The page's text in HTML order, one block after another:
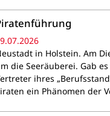
in Holstein. Am
die Seeräuberei. Gab
ihres
ein Phänomen der